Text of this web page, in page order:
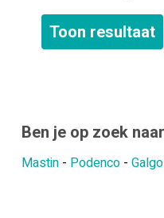
Ben je op zoek
Mastin- Podenco- Galgo